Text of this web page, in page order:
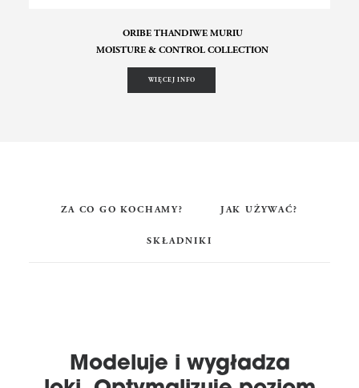
ORIBE THANDIWE MURIU
MOISTURE & CONTROL COLLECTION
WIĘCEJ INFO
ZA CO GO KOCHAMY? JAK UŻYWAĆ?
SKŁADNIKI
Modeluje i wygładza